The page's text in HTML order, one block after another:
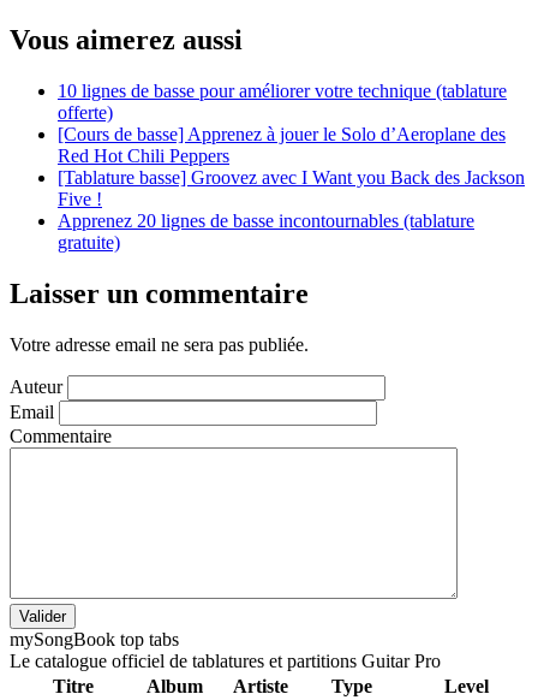
Vous aimerez aussi
10 lignes de basse pour améliorer votre technique (tablature
offerte)
[Cours de basse] Apprenez à jouer le Solo d’Aeroplane des
Red Hot Chili Peppers
[Tablature basse] Groovez avec I Want you Back des Jackson
Five !
Apprenez 20 lignes de basse incontournables (tablature
gratuite)
Laisser un commentaire
Votre adresse email ne sera pas publiée.
Auteur
Email
Commentaire
Valider
mySongBook top tabs
Le catalogue officiel de tablatures et partitions Guitar Pro
Titre
Album Artiste Type
Level